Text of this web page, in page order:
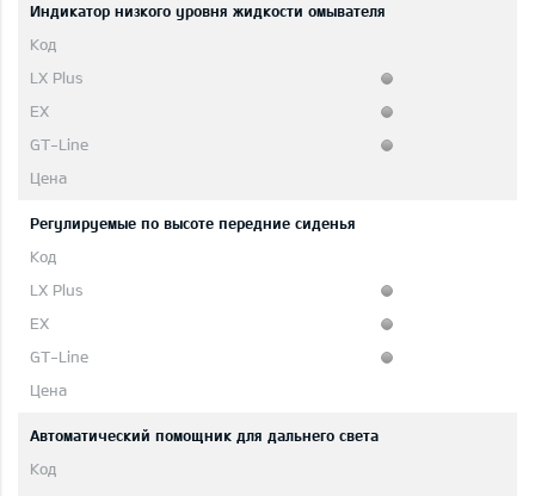
Индикатор низкого уровня жидкости омывателя
Регулируемые по высоте передние сиденья
Автоматический помощник для дальнего света